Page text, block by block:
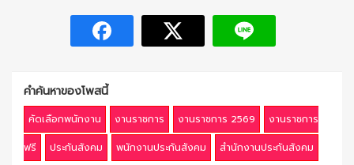
คำค้นหาของโพสนี้
คัดเลือกพนักงาน งานราชการ งานราชการ 2569
งานราชการ
ฟรี
ประกันสังคม พนักงานประกันสังคม สำนักงานประกันสังคม